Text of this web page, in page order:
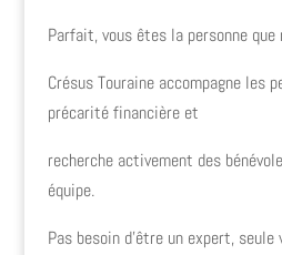
Parfait, vous êtes la personne que
Crésus Touraine accompagne les
précarité financière et
recherche activement des
équipe.
Pas besoin d’être un expert,